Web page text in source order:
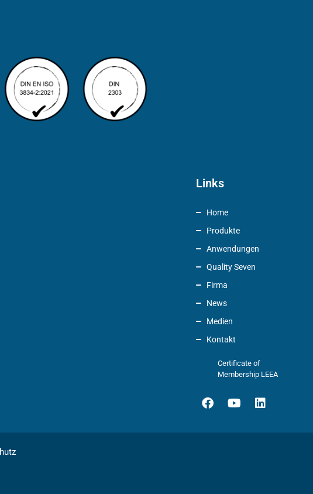
Links
Home
Produkte
Anwendungen
Quality Seven
Firma
News
Medien
Kontakt
Certificate of
Membership LEEA